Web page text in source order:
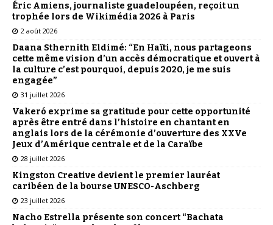
Éric Amiens, journaliste guadeloupéen, reçoit un
trophée lors de Wikimédia 2026 à Paris
2 août 2026
Daana Sthernith Eldimé: “En Haïti, nous partageons
cette même vision d’un accès démocratique et ouvert à
la culture c’est pourquoi, depuis 2020, je me suis
engagée”
31 juillet 2026
Vakeró exprime sa gratitude pour cette opportunité
après être entré dans l’histoire en chantant en
anglais lors de la cérémonie d’ouverture des XXVe
Jeux d’Amérique centrale et de la Caraïbe
28 juillet 2026
Kingston Creative devient le premier lauréat
caribéen de la bourse UNESCO-Aschberg
23 juillet 2026
Nacho Estrella présente son concert “Bachata